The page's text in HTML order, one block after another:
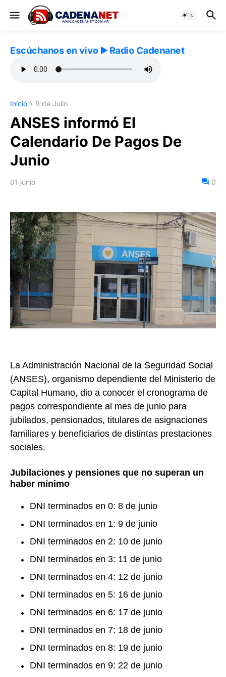
Escúchanos en vivo ▶️ Radio Cadenanet
Inicio 9 de Julio
ANSES informó El
Calendario De Pagos De
Junio
01 junio 0
La Administración Nacional de la Seguridad Social
(ANSES), organismo dependiente del Ministerio de
Capital Humano, dio a conocer el cronograma de
pagos correspondiente al mes de junio para
jubilados, pensionados, titulares de asignaciones
familiares y beneficiarios de distintas prestaciones
sociales.
Jubilaciones y pensiones que no superan un
haber mínimo
DNI terminados en 0: 8 de junio
DNI terminados en 1: 9 de junio
DNI terminados en 2: 10 de junio
DNI terminados en 3: 11 de junio
DNI terminados en 4: 12 de junio
DNI terminados en 5: 16 de junio
DNI terminados en 6: 17 de junio
DNI terminados en 7: 18 de junio
DNI terminados en 8: 19 de junio
DNI terminados en 9: 22 de junio